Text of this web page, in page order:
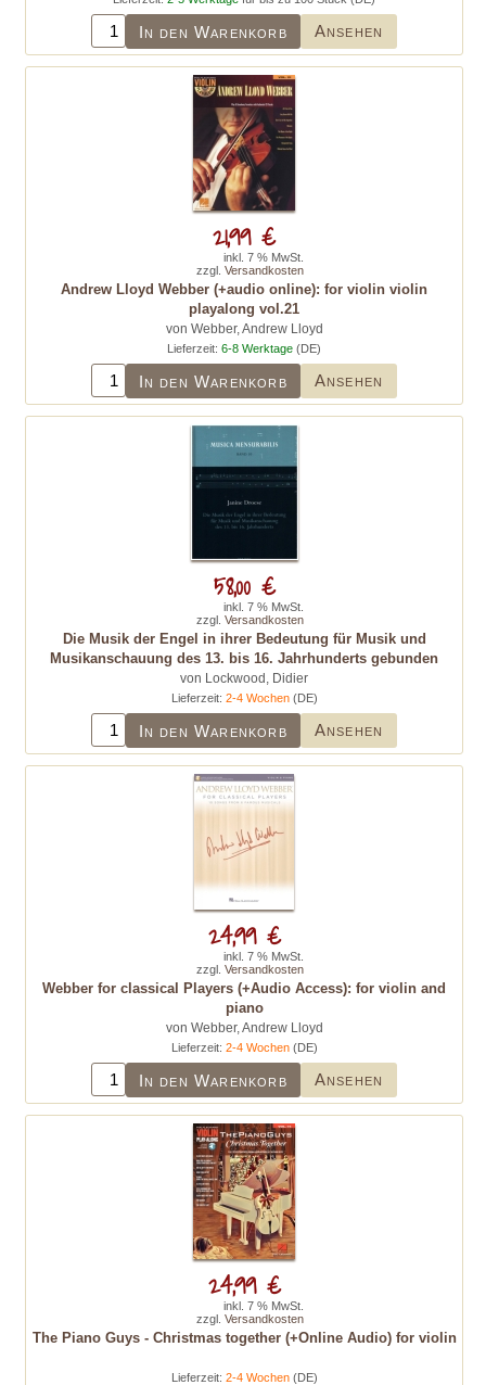
In den Warenkorb Ansehen
Andrew Lloyd Webber (+audio online): for violin violin
playalong vol.21
von Webber, Andrew Lloyd
Lieferzeit: 6-8 Werktage (DE)
In den Warenkorb Ansehen
21,99 €
inkl. 7 % MwSt.
zzgl. Versandkosten
Die Musik der Engel in ihrer Bedeutung für Musik und
Musikanschauung des 13. bis 16. Jahrhunderts gebunden
von Lockwood, Didier
Lieferzeit: 2-4 Wochen(DE)
In den Warenkorb Ansehen
58,00 €
inkl. 7 % MwSt.
zzgl. Versandkosten
Webber for classical Players (+Audio Access): for violin and
piano
von Webber, Andrew Lloyd
Lieferzeit: 2-4 Wochen(DE)
In den Warenkorb Ansehen
24,99 €
inkl. 7 % MwSt.
zzgl. Versandkosten
The Piano Guys - Christmas together (+Online Audio) for violin
Lieferzeit: 2-4 Wochen(DE)
24,99 €
inkl. 7 % MwSt.
zzgl. Versandkosten